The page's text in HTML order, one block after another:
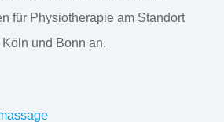
für Physiotherapie am Standort
Köln und Bonn an.